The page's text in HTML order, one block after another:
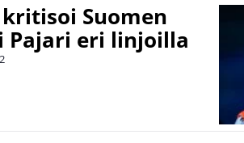
Suomen
Pajari eri linjoilla